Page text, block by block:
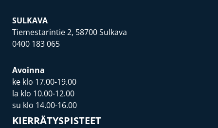
SULKAVA
Tiemestarintie 2, 58700 Sulkava
0400 183 065
Avoinna
ke klo 17.00-19.00
la klo 10.00-12.00
su klo 14.00-16.00
KIERRÄTYSPISTEET